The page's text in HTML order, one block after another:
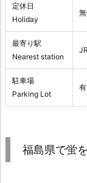
定休日
Holiday
最寄り駅
Nearest station
駐車場
Parking Lot
福島県で蛍